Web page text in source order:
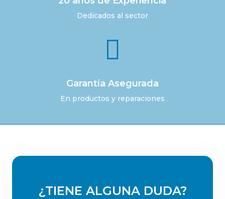
Dedicados al sector

Garantía Asegurada
En productos y reparaciones
¿TIENE ALGUNA DUDA?